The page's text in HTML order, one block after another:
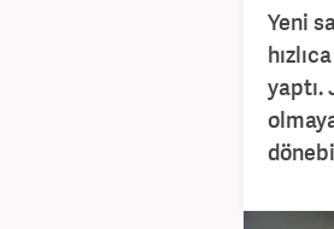
Yeni
yaptı.